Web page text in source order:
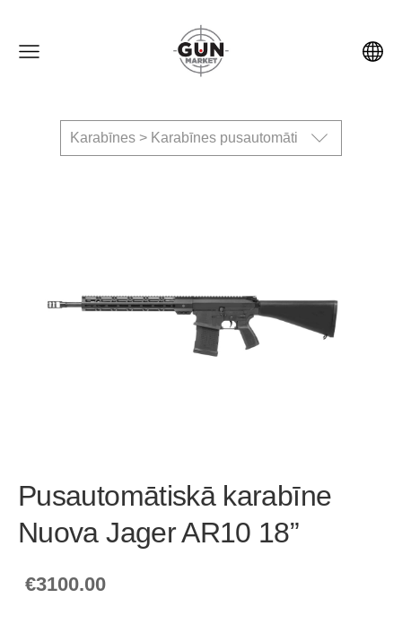
Karabīnes > Karabīnes pusautomāti
Pusautomātiskā karabīne
Nuova Jager AR10 18”
€3100.00